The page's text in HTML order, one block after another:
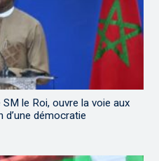
le Roi, ouvre la voie aux
d’une démocratie